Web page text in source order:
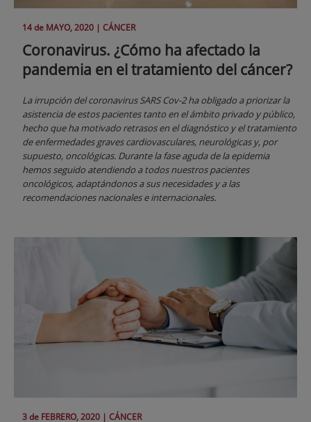
14 de MAYO, 2020 | CÁNCER
Coronavirus. ¿Cómo ha afectado la
pandemia en el tratamiento del cáncer?
La irrupción del coronavirus SARS Cov-2 ha obligado a priorizar la
asistencia de estos pacientes tanto en el ámbito privado y público,
hecho que ha motivado retrasos en el diagnóstico y el tratamiento
de enfermedades graves cardiovasculares, neurológicas y, por
supuesto, oncológicas. Durante la fase aguda de la epidemia
hemos seguido atendiendo a todos nuestros pacientes
oncológicos, adaptándonos a sus necesidades y a las
recomendaciones nacionales e internacionales.
3 de FEBRERO, 2020 | CÁNCER